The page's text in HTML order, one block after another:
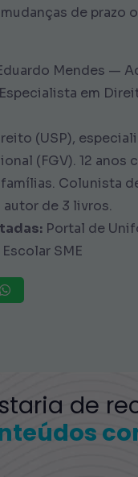
de prazo
Mendes —
em
(USP),
(FGV). 12 anos
Colunista
autor de 3 livros.
Portal de
SME
de